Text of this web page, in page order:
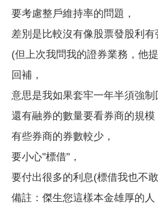
要考慮整戶維持率的問題，
差別是比較沒有像股票發股利有
(但上次我問我的證券業務，他
回補，
意思是我如果套牢一年半須強制
還有融券的數量要看券商的規模
有些券商的券數較少，
要小心"標借"，
要付出很多的利息(標借我也不
備註：傑生您這樣本金雄厚的人